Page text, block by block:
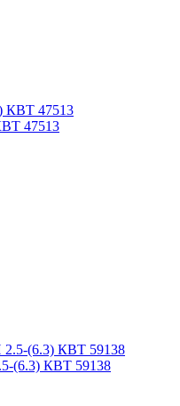
47513
(6.3) КВТ 59138